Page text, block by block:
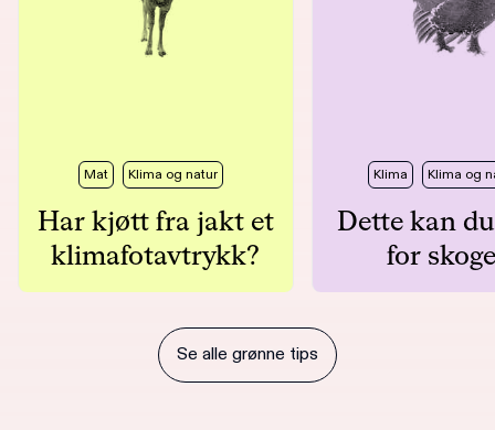
Mat Klima og natur
Har kjøtt fra jakt et
klimafotavtrykk?
Klima Klima og
Dette kan
for
Se alle grønne tips